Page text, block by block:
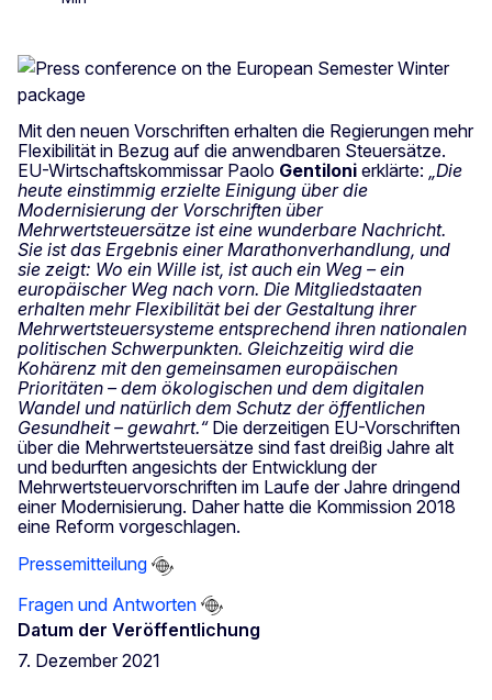
Mit den neuen Vorschriften erhalten die Regierungen mehr
Flexibilität in Bezug auf die anwendbaren Steuersätze.
EU-Wirtschaftskommissar Paolo Gentiloni erklärte: „Die
heute einstimmig erzielte Einigung über die
Modernisierung der Vorschriften über
Mehrwertsteuersätze ist eine wunderbare Nachricht.
Sie ist das Ergebnis einer Marathonverhandlung, und
sie zeigt: Wo ein Wille ist, ist auch ein Weg – ein
europäischer Weg nach vorn. Die Mitgliedstaaten
erhalten mehr Flexibilität bei der Gestaltung ihrer
Mehrwertsteuersysteme entsprechend ihren nationalen
politischen Schwerpunkten. Gleichzeitig wird die
Kohärenz mit den gemeinsamen europäischen
Prioritäten – dem ökologischen und dem digitalen
Wandel und natürlich dem Schutz der öffentlichen
Gesundheit – gewahrt.“Die derzeitigen EU-Vorschriften
über die Mehrwertsteuersätze sind fast dreißig Jahre alt
und bedurften angesichts der Entwicklung der
Mehrwertsteuervorschriften im Laufe der Jahre dringend
einer Modernisierung. Daher hatte die Kommission 2018
eine Reform vorgeschlagen.
Pressemitteilung
Fragen und Antworten
Datum der Veröffentlichung
7. Dezember 2021